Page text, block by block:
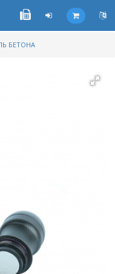
БЕТОНА